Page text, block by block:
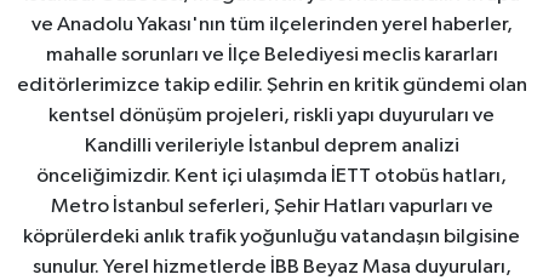
ve Anadolu Yakası'nın tüm ilçelerinden yerel haberler,
mahalle sorunları ve İlçe Belediyesi meclis kararları
editörlerimizce takip edilir. Şehrin en kritik gündemi olan
kentsel dönüşüm projeleri, riskli yapı duyuruları ve
Kandilli verileriyle İstanbul deprem analizi
önceliğimizdir. Kent içi ulaşımda İETT otobüs hatları,
Metro İstanbul seferleri, Şehir Hatları vapurları ve
köprülerdeki anlık trafik yoğunluğu vatandaşın bilgisine
sunulur. Yerel hizmetlerde İBB Beyaz Masa duyuruları,